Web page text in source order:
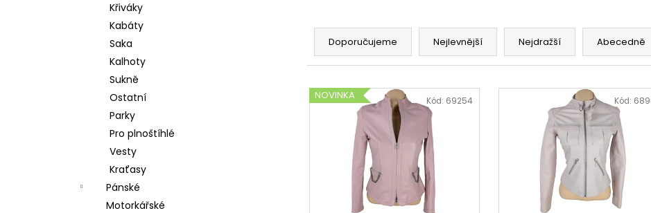
Křiváky
Kabáty
Saka
Kalhoty
Sukně
Ostatní
Parky
Pro plnoštíhlé
Vesty
Kraťasy
Pánské
Motorkářské
Ř
z
n
Doporučujeme Nejlevnější Nejdražší Abecedně
V
ýNOVINKA Kód: 69254 Kód: